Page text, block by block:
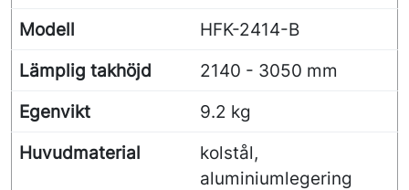
Modell
HFK-2414-B
Lämplig takhöjd
2140 - 3050 mm
Egenvikt
9.2 kg
Huvudmaterial
kolstål,
aluminiumlegering